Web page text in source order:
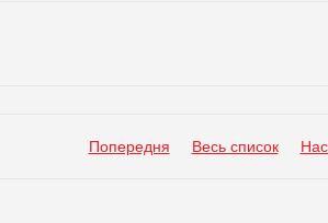
Попередня Весь список